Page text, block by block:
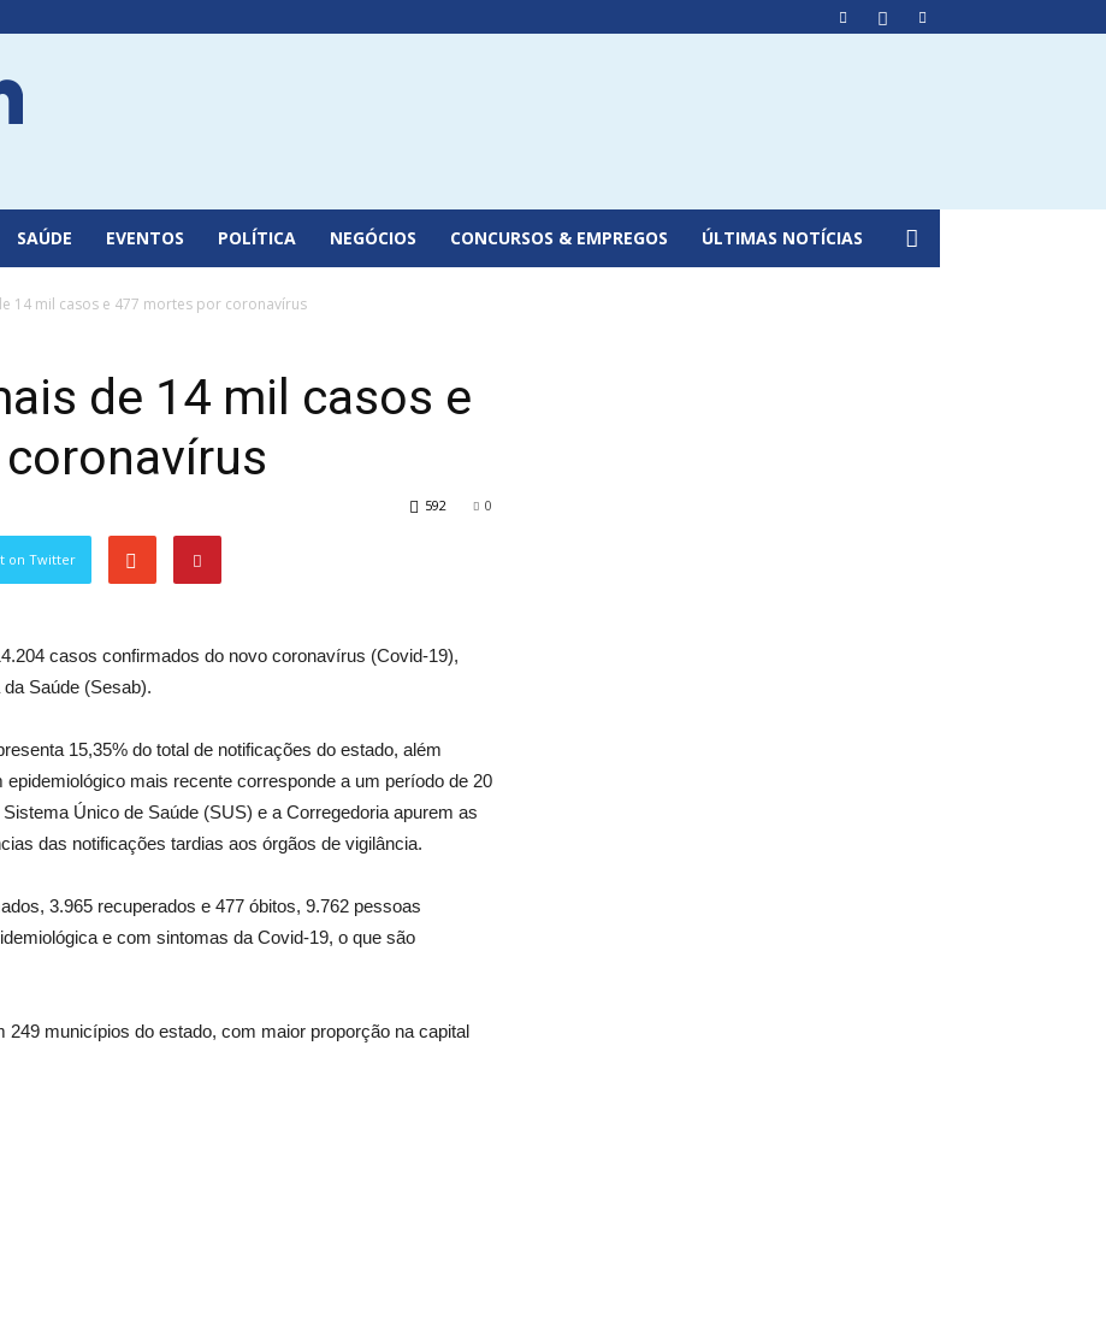
SAÚDE EVENTOS POLÍTICA NEGÓCIOS CONCURSOS & EMPREGOS ÚLTIMAS NOTÍCIAS
14 mil casos e 477 mortes por coronavírus
de 14 mil casos e
0
592
on Twitter
casos confirmados do novo coronavírus (Covid-19),
Saúde (Sesab).
15,35% do total de notificações do estado, além
mais recente corresponde a um período de 20
Único de Saúde (SUS) e a Corregedoria apurem as
das notificações tardias aos órgãos de vigilância.
3.965 recuperados e 477 óbitos, 9.762 pessoas
e com sintomas da Covid-19, o que são
municípios do estado, com maior proporção na capital